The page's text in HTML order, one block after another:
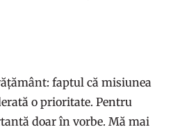
faptul că misiunea
o prioritate. Pentru
doar în vorbe. Mă mai